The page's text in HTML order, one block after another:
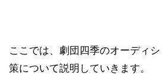
ここでは、 劇団四季のオーディ
策について説明していきます。